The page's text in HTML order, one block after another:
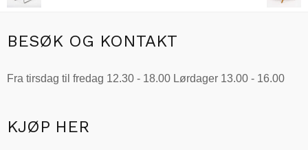
BESØK OG KONTAKT
Fra tirsdag til fredag 12.30 - 18.00 Lørdager 13.00 - 16.00
KJØP HER